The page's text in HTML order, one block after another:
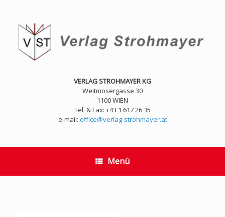
springen
VERLAG STROHMAYER KG
Weitmosergasse 30
1100 WIEN
Tel. & Fax: +43 1 617 26 35
e-mail: office@verlag-strohmayer.at
Menü